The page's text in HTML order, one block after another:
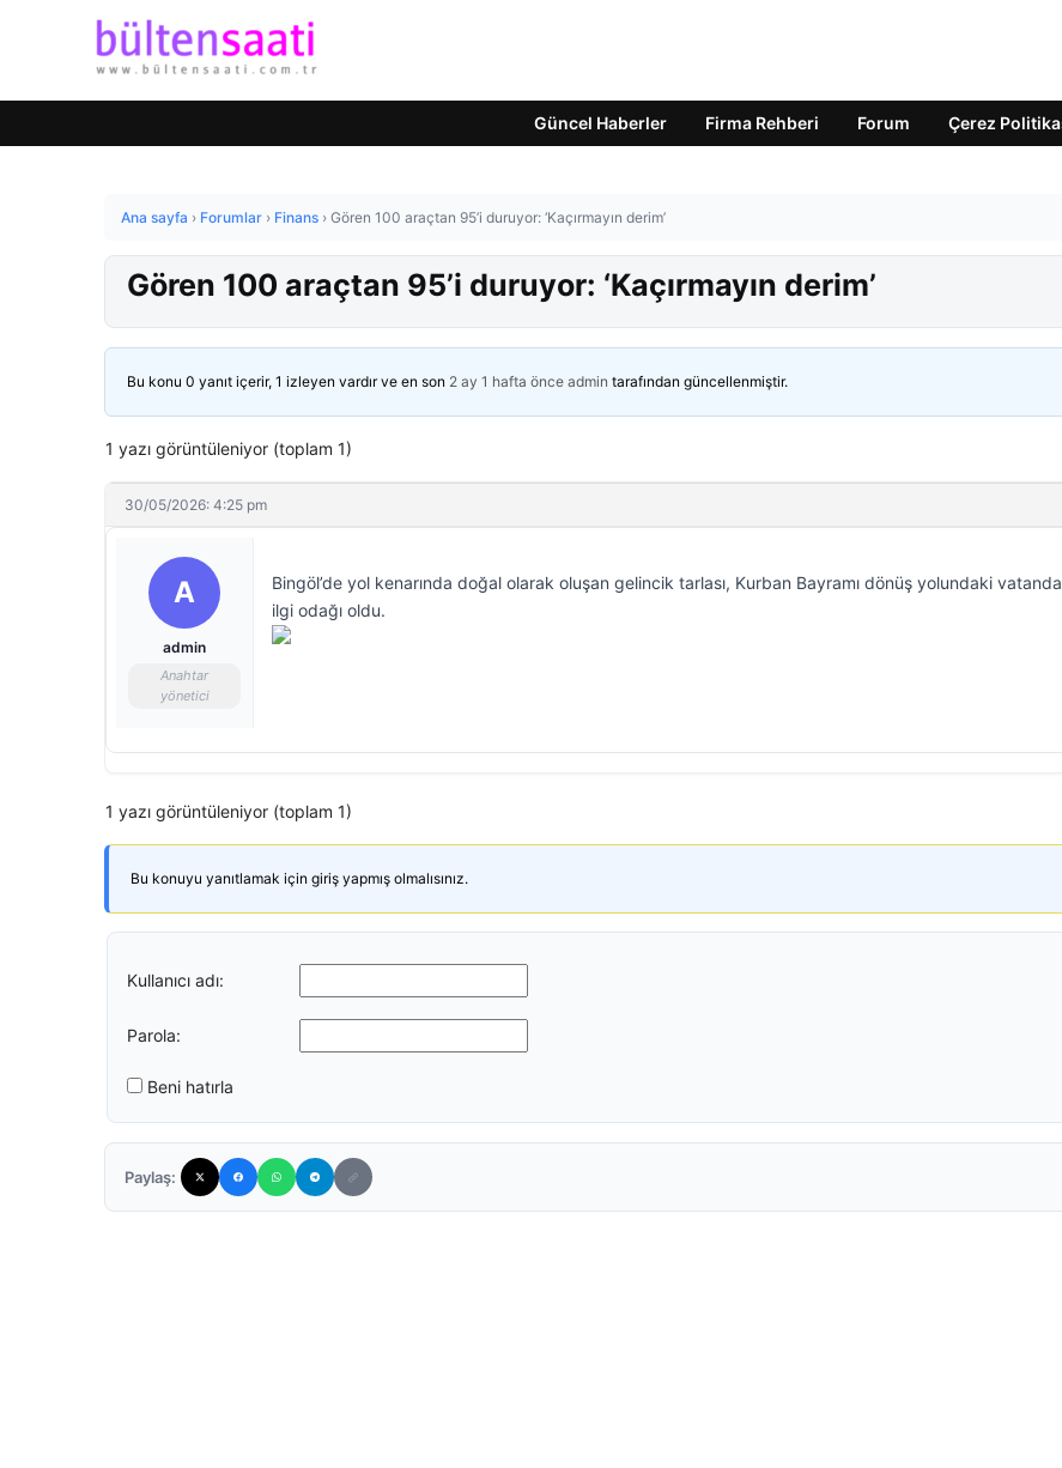
Güncel Haberler Firma Rehberi Forum Çerez
Ana sayfa › Forumlar › Finans › Gören 100 araçtan 95’i duruyor: ‘Kaçırmayın derim’
Gören 100 araçtan 95’i duruyor: ‘Kaçırmayın derim’
Bu konu 0 yanıt içerir, 1 izleyen vardır ve en son 2 ay 1 hafta önce admin tarafından güncellenmiştir.
1 yazı görüntüleniyor (toplam 1)
30/05/2026: 4:25 pm
A
admin
Anahtar
yönetici
Bingöl’de yol kenarında doğal olarak oluşan gelincik tarlası, Kurban Bayramı dönüş yolundaki
ilgi odağı oldu.
1 yazı görüntüleniyor (toplam 1)
Bu konuyu yanıtlamak için giriş yapmış olmalısınız.
Kullanıcı adı:
Parola:
Beni hatırla
Paylaş: